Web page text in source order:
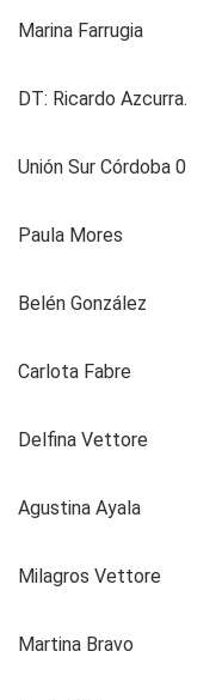
Marina Farrugia
DT: Ricardo Azcurra.
Unión Sur Córdoba 0
Paula Mores
Belén González
Carlota Fabre
Delfina Vettore
Agustina Ayala
Milagros Vettore
Martina Bravo